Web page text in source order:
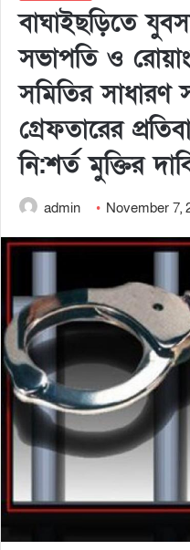
বাঘাইছড়িতে
সভাপতি ও
সমিতির সাধারণ
গ্রেফতারের
নি:শর্ত মুক্তির
admin November 7,